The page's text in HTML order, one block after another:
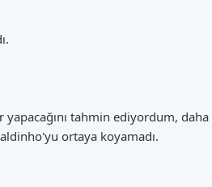
tahmin ediyordum,
ortaya koyamadı.